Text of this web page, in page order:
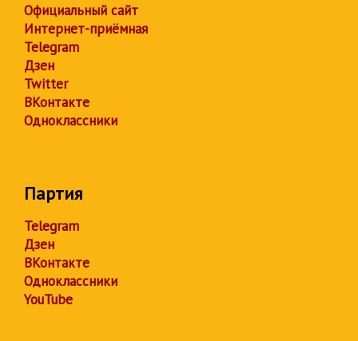
Официальный сайт
Интернет-приёмная
Telegram
Дзен
Twitter
ВКонтакте
Одноклассники
Партия
Telegram
Дзен
ВКонтакте
Одноклассники
YouTube